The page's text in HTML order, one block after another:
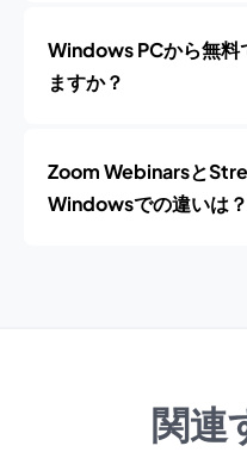
Windows PCから無料
ますか？
Zoom Webinarsと
Windowsでの違いは？
関連